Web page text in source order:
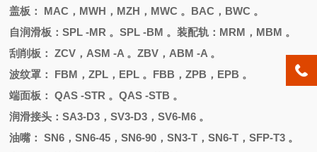
盖板：
MAC，MWH，MZH，MWC 。BAC，BWC 。
自润滑板：SPL -MR 。SPL -BM 。装配轨：MRM，MBM 。
刮削板：
ZCV，ASM -A 。ZBV，ABM -A 。
波纹罩：
FBM，ZPL，EPL 。FBB，ZPB，EPB 。
端面板：
QAS -STR 。QAS -STB 。
润滑接头：SA3-D3，SV3-D3，SV6-M6 。
油嘴：
SN6，SN6-45，SN6-90，SN3-T，SN6-T，SFP-T3 。